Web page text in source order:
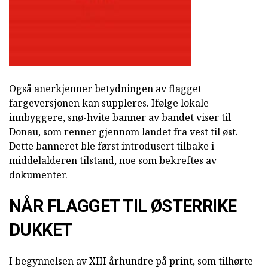
Også anerkjenner betydningen av flagget
fargeversjonen kan suppleres. Ifølge lokale
innbyggere, snø-hvite banner av bandet viser til
Donau, som renner gjennom landet fra vest til øst.
Dette banneret ble først introdusert tilbake i
middelalderen tilstand, noe som bekreftes av
dokumenter.
NÅR FLAGGET TIL ØSTERRIKE
DUKKET
I begynnelsen av XIII århundre på print, som tilhørte